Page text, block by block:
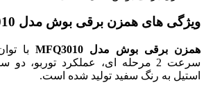
ویژگی های همزن برقی بوش مدل MFQ3010
همزن برقی بوش مدل MFQ3010
سرعت 2 مرحله ای، عملکرد
استیل به رنگ سفید تولید شده است.